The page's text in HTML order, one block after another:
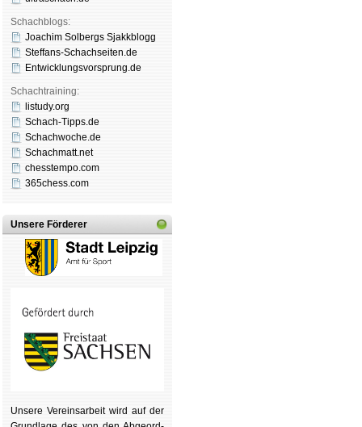
Schachblogs:
Joachim Solbergs Sjakkblogg
Steffans-Schachseiten.de
Entwicklungsvorsprung.de
Schachtraining:
listudy.org
Schach-Tipps.de
Schachwoche.de
Schachmatt.net
chesstempo.com
365chess.com
Unsere Förderer
Unsere Ver­eins­ar­beit wird auf der